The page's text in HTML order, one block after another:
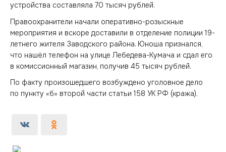
устройства составляла 70 тысяч рублей.
Правоохранители начали оперативно-розыскные
мероприятия и вскоре доставили в отделение полиции 19-
летнего жителя Заводского района. Юноша признался,
что нашёл телефон на улице Лебедева-Кумача и сдал его
в комиссионный магазин, получив 45 тысяч рублей.
По факту произошедшего возбуждено уголовное дело
по пункту «б» второй части статьи 158 УК РФ (кража).